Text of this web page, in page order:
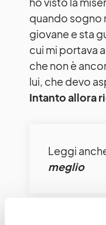
quando sogno
giovane e sta
cui mi portava
che non è
lui, che devo
Intanto allora
Leggi
meglio